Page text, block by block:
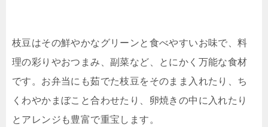
枝豆はその鮮やかなグリーンと食べやすいお味で、料
理の彩りやおつまみ、副菜など、とにかく万能な食材
です。お弁当にも茹でた枝豆をそのまま入れたり、ち
くわやかまぼこと合わせたり、卵焼きの中に入れたり
とアレンジも豊富で重宝します。